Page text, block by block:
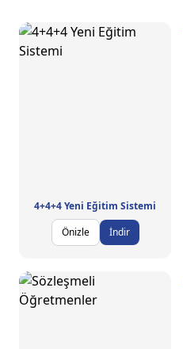
4+4+4 Yeni Eğitim Sistemi
Önizle
İndir